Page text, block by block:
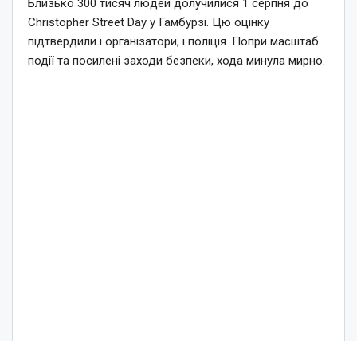
Близько 300 тисяч людей долучилися 1 серпня до
Christopher Street Day у Гамбурзі. Цю оцінку
підтвердили і організатори, і поліція. Попри масштаб
події та посилені заходи безпеки, хода минула мирно.